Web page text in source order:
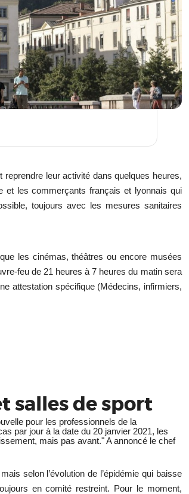
reprendre leur activité dans quelques heures,
et les commerçants français et lyonnais qui
toujours avec les mesures sanitaires
les cinémas, théâtres ou encore musées
feu de 21 heures à 7 heures du matin sera
attestation spécifique (Médecins, infirmiers,
salles de sport
pour les professionnels de la
par jour à la date du 20 janvier 2021, les
mais pas avant."A annoncé le chef
selon l’évolution de l’épidémie qui baisse
en comité restreint. Pour le moment,